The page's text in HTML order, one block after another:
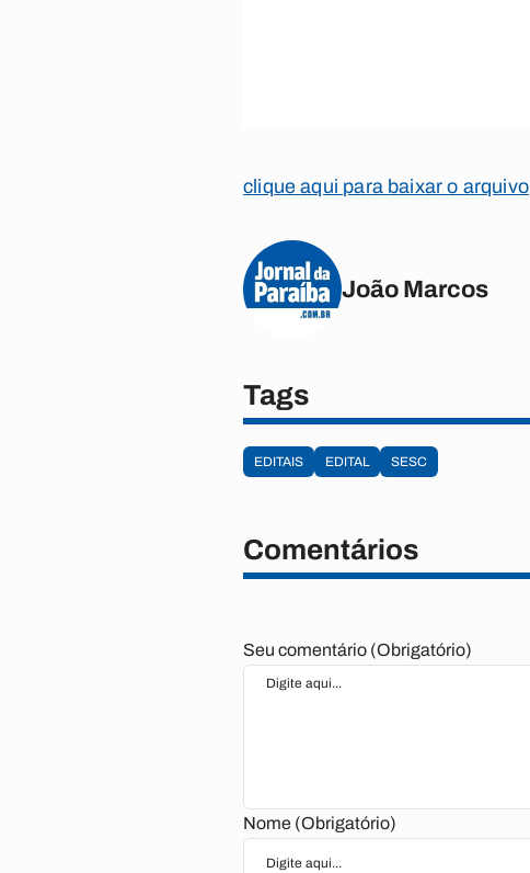
clique aqui para baixar o arquivo
João Marcos
Tags
EDITAIS EDITAL SESC
Comentários
Seu comentário (Obrigatório)
Nome (Obrigatório)